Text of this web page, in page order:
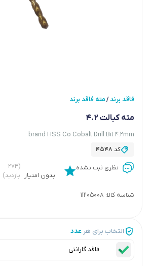
فاقد برند/مته فاقد برند
مته کبالت 4.2
brand HSS Co Cobalt Drill Bit 4.2mm
کد 4548
نظری ثبت نشده
بدون امتیاز
(۲۷۴
بازدید)
شناسه کالا: 11205008
انتخاب برای هر عدد
فاقد گارانتی